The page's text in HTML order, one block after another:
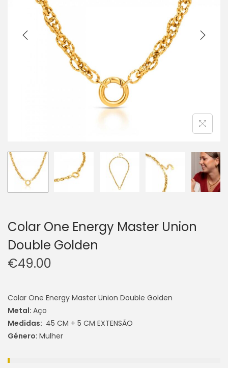
Colar One Energy Master Union
Double Golden
€49.00
Colar One Energy Master Union Double Golden
Metal: Aço
Medidas: 45 CM + 5 CM EXTENSÃO
Género: Mulher